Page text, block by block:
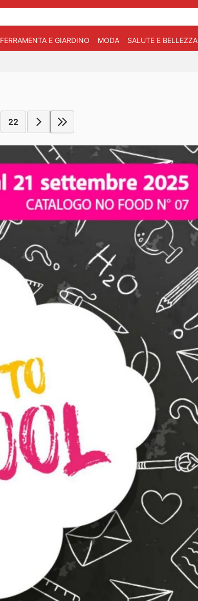
FERRAMENTA E GIARDINO MODA SALUTE E BELLEZZA
22